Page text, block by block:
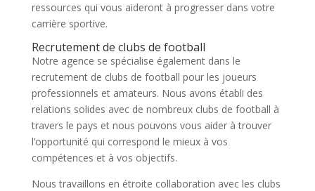
ressources qui vous aideront à progresser dans votre
carrière sportive.
Recrutement de clubs de football
Notre agence se spécialise également dans le
recrutement de clubs de football pour les joueurs
professionnels et amateurs. Nous avons établi des
relations solides avec de nombreux clubs de football à
travers le pays et nous pouvons vous aider à trouver
l’opportunité qui correspond le mieux à vos
compétences et à vos objectifs.
Nous travaillons en étroite collaboration avec les clubs